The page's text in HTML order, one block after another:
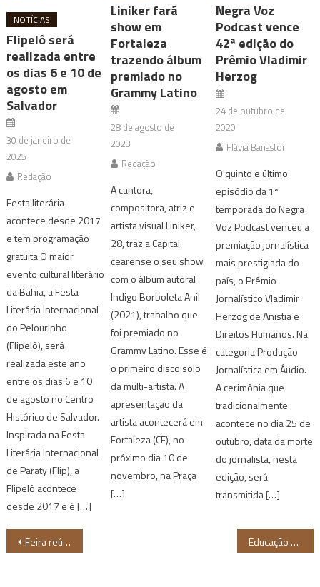
NOTÍCIAS
Flipelô será
realizada entre
os dias 6 e 10 de
agosto em
Salvador
30 de janeiro de
2025
Redação
Festa literária
acontece desde 2017
e tem programação
gratuita O maior
evento cultural literário
da Bahia, a Festa
Literária Internacional
do Pelourinho
(Flipelô), será
realizada este ano
entre os dias 6 e 10
de agosto no Centro
Histórico de Salvador.
Inspirada na Festa
Literária Internacional
de Paraty (Flip), a
Flipelô acontece
desde 2017 e é […]
Liniker fará
show em
Fortaleza
trazendo álbum
premiado no
Grammy Latino
28 de agosto de
2023
Redação
A cantora,
compositora, atriz e
artista visual Liniker,
28, traz a Capital
cearense o seu show
com o álbum autoral
Indigo Borboleta Anil
(2021), trabalho que
foi premiado no
Grammy Latino. Esse é
o primeiro disco solo
da multi-artista. A
apresentação da
artista acontecerá em
Fortaleza (CE), no
próximo dia 10 de
novembro, na Praça
[…]
Negra Voz
Podcast vence
42ª edição do
Prêmio Vladimir
Herzog
24 de outubro de
2020
Flávia Banastor
O quinto e último
episódio da 1ª
temporada do Negra
Voz Podcast venceu a
premiação jornalística
mais prestigiada do
país, o Prêmio
Jornalístico Vladimir
Herzog de Anistia e
Direitos Humanos. Na
categoria Produção
Jornalística em Áudio.
A cerimônia que
tradicionalmente
acontece no dia 25 de
outubro, data da morte
do jornalista, nesta
edição, será
transmitida […]
Navegação
Feira reúne potências negras e indígenas em Natal (RN) Educação para todos: Fundação Telefônica lança livro sobre educação antirracista